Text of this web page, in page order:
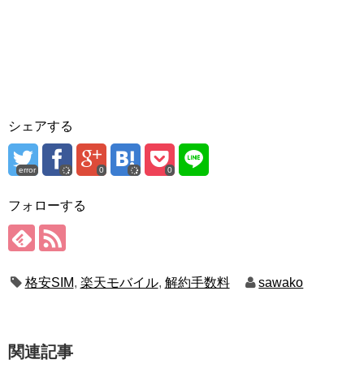
シェアする
error 0 0
フォローする
格安SIM, 楽天モバイル, 解約手数料 sawako
関連記事